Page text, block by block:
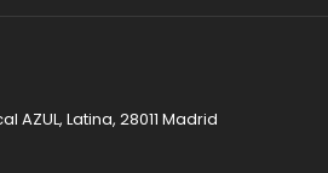
AZUL, Latina, 28011 Madrid